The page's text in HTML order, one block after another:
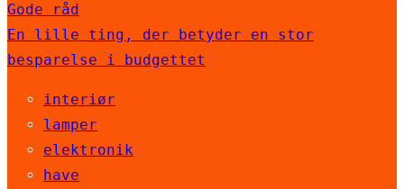
Gode råd
En lille ting, der betyder en stor
besparelse i budgettet
interiør
lamper
elektronik
have